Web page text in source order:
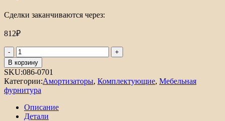
Сделки заканчиваются через:
812₽
Количество
товара
Направляющая
шариковая
DB
с
доводчиком
В корзину
SKU:086-0701
Категории:Амортизаторы, Комплектующие, Мебельная
фурнитура
Описание
Детали